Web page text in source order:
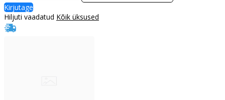
Kirjutage
Hiljuti vaadatud Kõik üksused